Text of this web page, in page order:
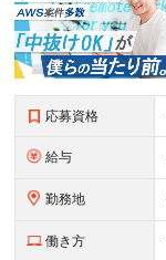
応募資格
給与
勤務地
働き方